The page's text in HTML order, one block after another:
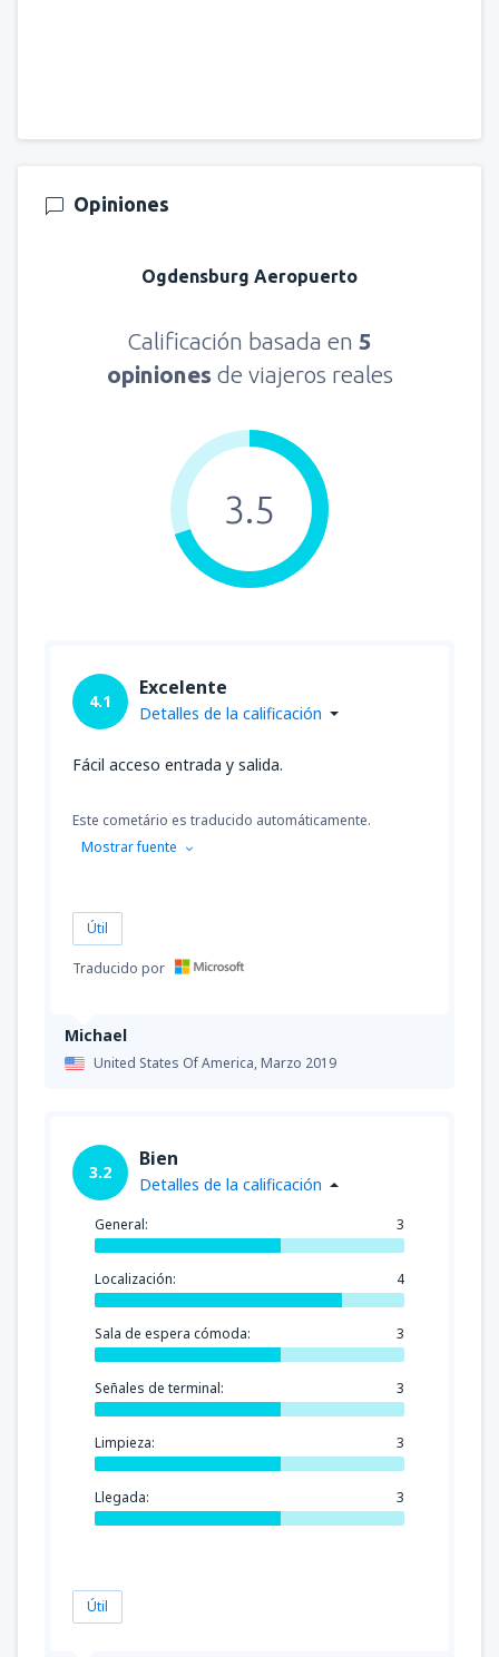
Opiniones
Ogdensburg Aeropuerto
Calificación basada en 5
opiniones de viajeros reales
3.5
Michael
United States Of America,Marzo 2019
4.1
Excelente
Detalles de la calificación
Fácil acceso entrada y salida.
Este cometário es traducido automáticamente.
Mostrar fuente
Útil
Traducido por
3.2
Bien
Detalles de la calificación
General: 3
Localización: 4
Sala de espera cómoda: 3
Señales de terminal: 3
Limpieza: 3
Llegada: 3
Útil